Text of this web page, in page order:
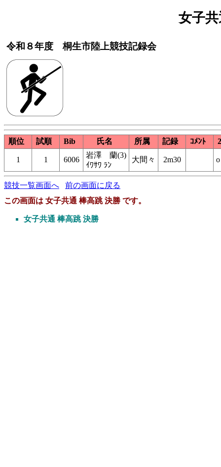
女子
令和８年度 桐生市陸上競技記録会
順位 試順 Bib 氏名 所属 記録 ｺﾒﾝﾄ
1 1 6006
岩澤 蘭(3)
ｲﾜｻﾜ ﾗﾝ
大間々 2m30 o
競技一覧画面へ
前の画面に戻る
この画面は 女子共通 棒高跳 決勝 です。
女子共通 棒高跳 決勝